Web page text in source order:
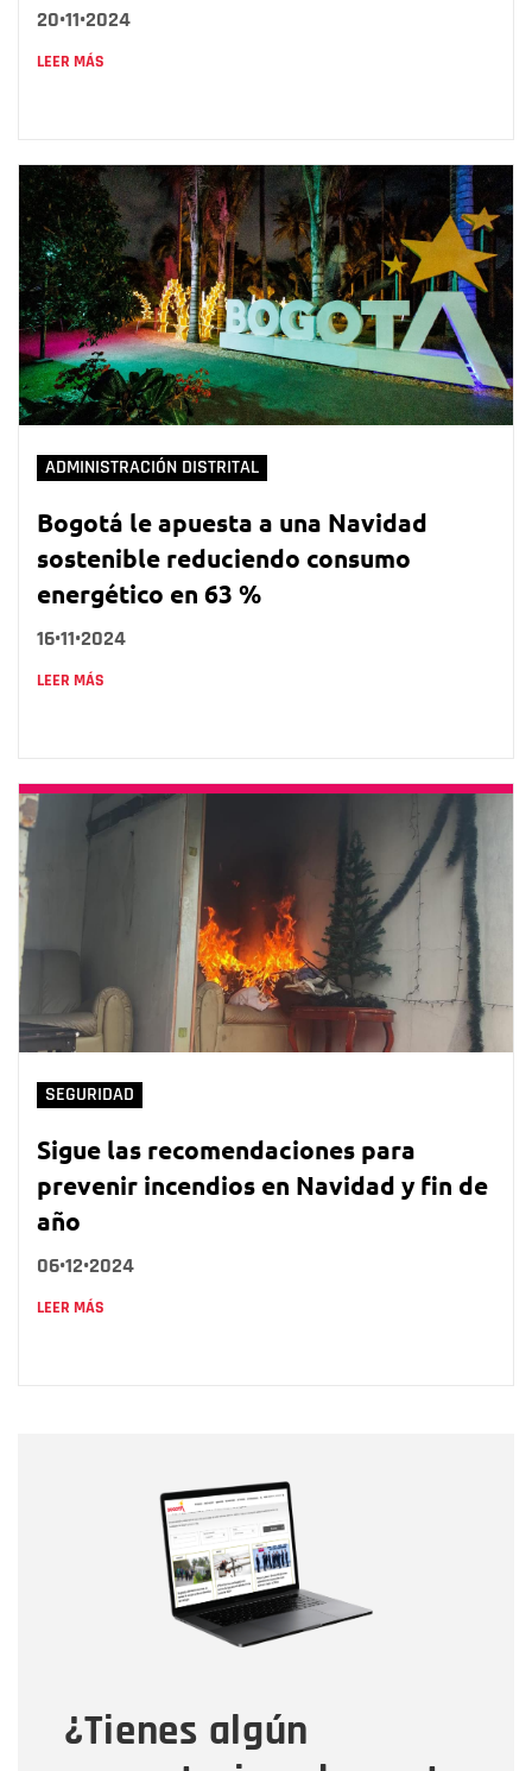
20•11•2024
LEER MÁS
ADMINISTRACIÓN DISTRITAL
Bogotá le apuesta a una Navidad
sostenible reduciendo consumo
energético en 63 %
16•11•2024
LEER MÁS
SEGURIDAD
Sigue las recomendaciones para
prevenir incendios en Navidad y fin de
año
06•12•2024
LEER MÁS
¿Tienes algún
Correo electrónico
Tipo de comentario
Mensaje